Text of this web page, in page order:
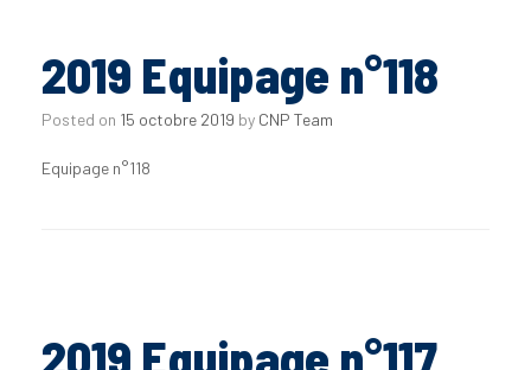
2019 Equipage n°118
Posted on 15 octobre 2019 by CNP Team
Equipage n°118
2019 Equipage n°117